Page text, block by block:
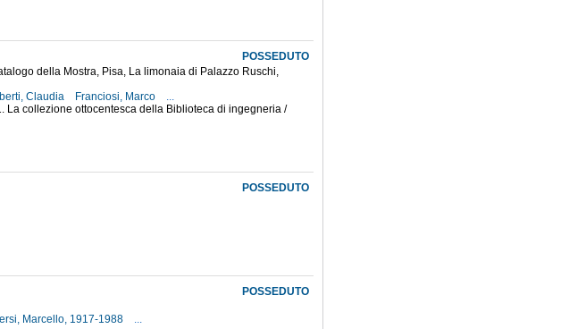
POSSEDUTO
della Mostra, Pisa, La limonaia di Palazzo Ruschi,
Claudia Franciosi, Marco
...
La collezione ottocentesca della Biblioteca di ingegneria /
POSSEDUTO
POSSEDUTO
Marcello, 1917-1988
...